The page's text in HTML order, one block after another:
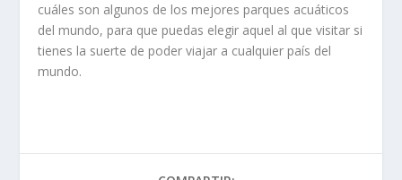
cuáles son algunos de los mejores parques acuáticos
del mundo, para que puedas elegir aquel al que visitar si
tienes la suerte de poder viajar a cualquier país del
mundo.